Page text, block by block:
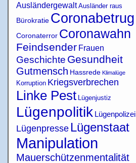
Ausländergewalt Ausländer raus
Bürokratie Coronabetrug
Coronaterror Coronawahn
Feindsender Frauen
Geschichte Gesundheit
Gutmensch Hassrede Klimalüge
Korruption Kriegsverbrechen
Linke Pest Lügenjustiz
Lügenpolitik Lügenpolizei
Lügenpresse Lügenstaat
Manipulation
Mauerschützenmentalität